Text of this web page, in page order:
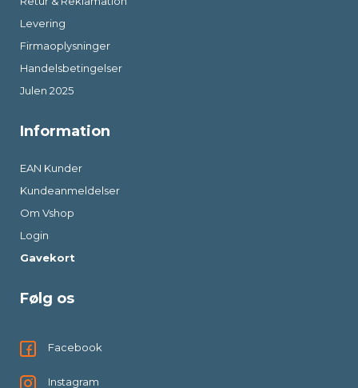
Levering
Firmaoplysninger
Handelsbetingelser
Julen 2025
Information
EAN Kunder
Kundeanmeldelser
Om Vshop
Login
Gavekort
Følg os
Facebook
Instagram